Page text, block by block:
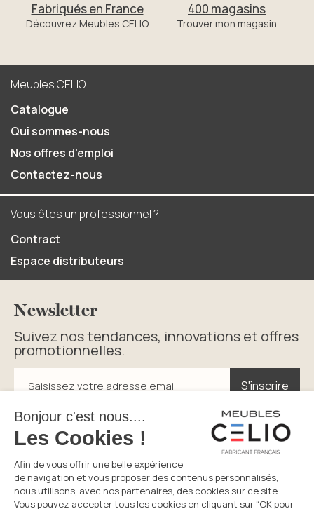
Fabriqués en France
Découvrez Meubles CELIO
400 magasins
Trouver mon magasin
Meubles CELIO
Catalogue
Qui sommes-nous
Nos offres d'emploi
Contactez-nous
Vous êtes un professionnel ?
Contract
Espace distributeurs
Newsletter
Suivez nos tendances, innovations et offres
promotionnelles.
Saisissez votre adresse email S'inscrire
S'inscrire
En cliquant sur s’inscrire vous acceptez la politique de
confidentialité.